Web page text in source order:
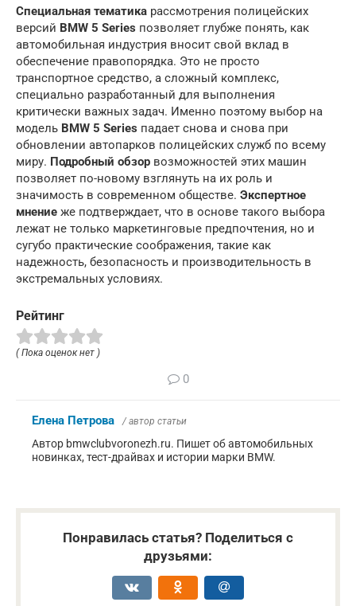
Специальная тематика рассмотрения полицейских
версий BMW 5 Series позволяет глубже понять, как
автомобильная индустрия вносит свой вклад в
обеспечение правопорядка. Это не просто
транспортное средство, а сложный комплекс,
специально разработанный для выполнения
критически важных задач. Именно поэтому выбор на
модель BMW 5 Series падает снова и снова при
обновлении автопарков полицейских служб по всему
миру. Подробный обзор возможностей этих машин
позволяет по-новому взглянуть на их роль и
значимость в современном обществе. Экспертное
мнение же подтверждает, что в основе такого выбора
лежат не только маркетинговые предпочтения, но и
сугубо практические соображения, такие как
надежность, безопасность и производительность в
экстремальных условиях.
Рейтинг
( Пока оценок нет )
0
Елена Петрова / автор статьи
Автор bmwclubvoronezh.ru. Пишет об автомобильных
новинках, тест-драйвах и истории марки BMW.
Понравилась статья? Поделиться с
друзьями: